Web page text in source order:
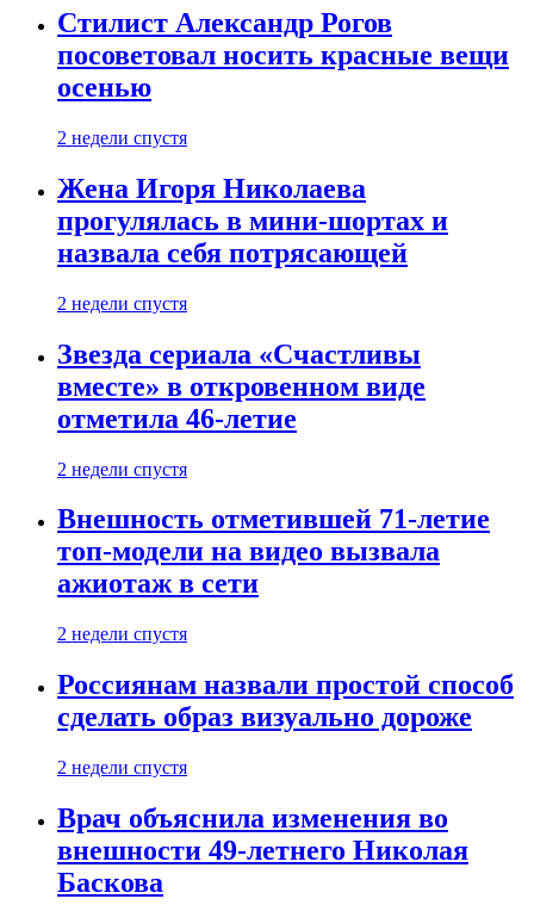
Стилист Александр Рогов
посоветовал носить красные вещи
осенью
2 недели спустя
Жена Игоря Николаева
прогулялась в мини-шортах и
назвала себя потрясающей
2 недели спустя
Звезда сериала «Счастливы
вместе» в откровенном виде
отметила 46-летие
2 недели спустя
Внешность отметившей 71-летие
топ-модели на видео вызвала
ажиотаж в сети
2 недели спустя
Россиянам назвали простой способ
сделать образ визуально дороже
2 недели спустя
Врач объяснила изменения во
внешности 49-летнего Николая
Баскова